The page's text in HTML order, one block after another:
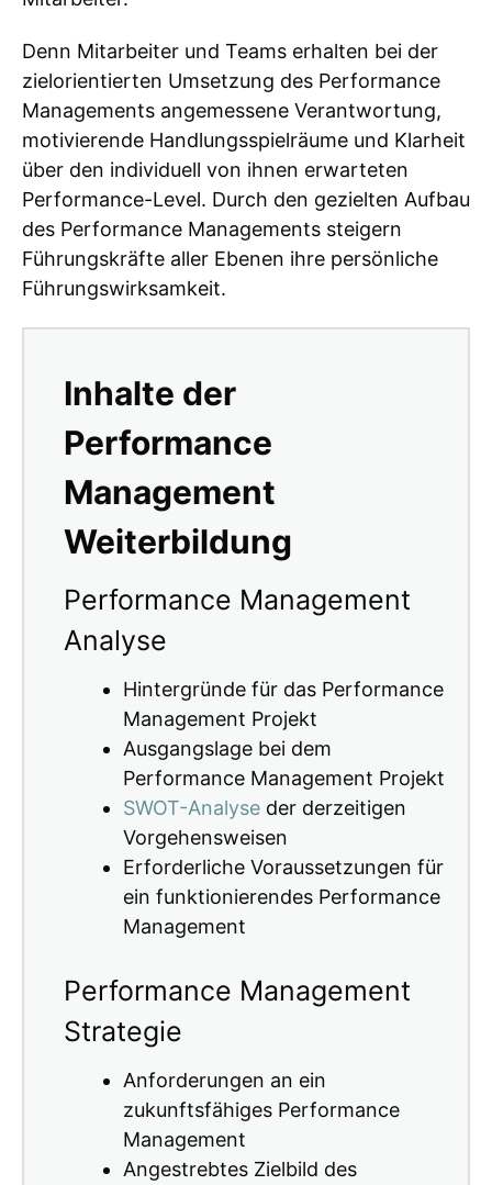
Denn Mitarbeiter und Teams erhalten bei der
zielorientierten Umsetzung des Performance
Managements angemessene Verantwortung,
motivierende Handlungsspielräume und Klarheit
über den individuell von ihnen erwarteten
Performance-Level. Durch den gezielten Aufbau
des Performance Managements steigern
Führungskräfte aller Ebenen ihre persönliche
Führungswirksamkeit.
Inhalte der
Performance
Management
Weiterbildung
Performance Management
Analyse
Hintergründe für das Performance
Management Projekt
Ausgangslage bei dem
Performance Management Projekt
SWOT-Analyse der derzeitigen
Vorgehensweisen
Erforderliche Voraussetzungen für
ein funktionierendes Performance
Management
Performance Management
Strategie
Anforderungen an ein
zukunftsfähiges Performance
Management
Angestrebtes Zielbild des